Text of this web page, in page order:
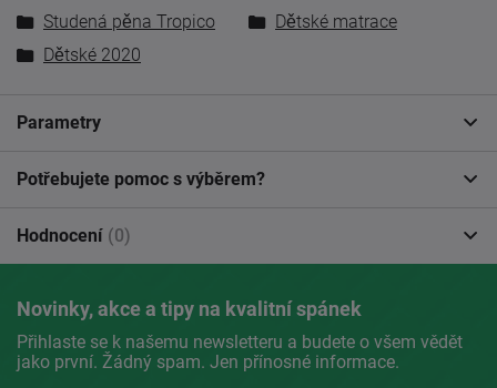
Studená pěna Tropico
Dětské matrace
Dětské 2020
Parametry
Potřebujete pomoc s výběrem?
Hodnocení (0)
Novinky, akce a tipy na kvalitní spánek
Přihlaste se k našemu newsletteru a budete o všem vědět
jako první. Žádný spam. Jen přínosné informace.